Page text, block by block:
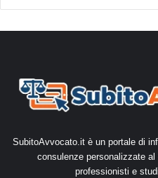
SubitoAvvocato.it è un portale di
consulenze personalizzate
professionisti e